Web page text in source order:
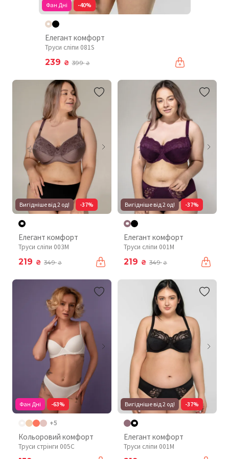
Фан Дні -40%
Елегант комфорт
Труси сліпи 081S
239 ₴ 399₴
Вигідніше від 2 од! -37%
Елегант комфорт
Труси сліпи 003М
219 ₴ 349₴
Вигідніше від 2 од! -37%
Елегант комфорт
Труси сліпи 001М
219 ₴ 349₴
Фан Дні -63%
+5
Кольоровий комфорт
Труси стрінги 005C
Вигідніше від 2 од! -37%
Елегант комфорт
Труси сліпи 001М